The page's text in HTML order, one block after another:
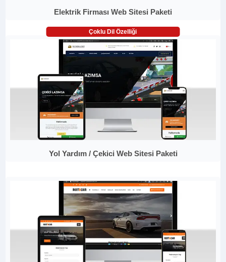
Elektrik Firması Web Sitesi Paketi
Çoklu Dil Özelliği
Yol Yardım / Çekici Web Sitesi Paketi